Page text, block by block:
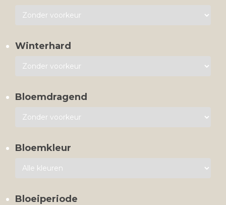
Winterhard
Bloemdragend
Bloemkleur
Bloeiperiode